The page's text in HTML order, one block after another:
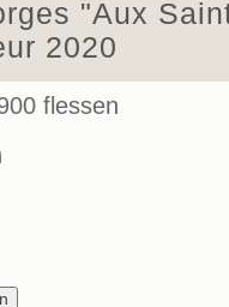
"Aux
2020
flessen